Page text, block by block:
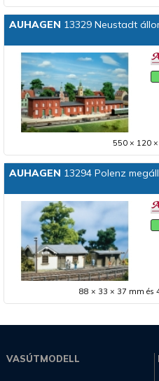
AUHAGEN 13329 Neustadt
550 × 120
AUHAGEN 13294 Polenz
88 × 33 × 37 mm és
VASÚTMODELL